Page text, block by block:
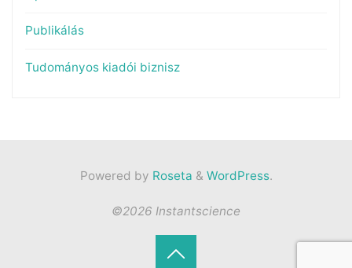
Publikálás
Tudományos kiadói biznisz
Powered by Roseta & WordPress.
©2026 Instantscience